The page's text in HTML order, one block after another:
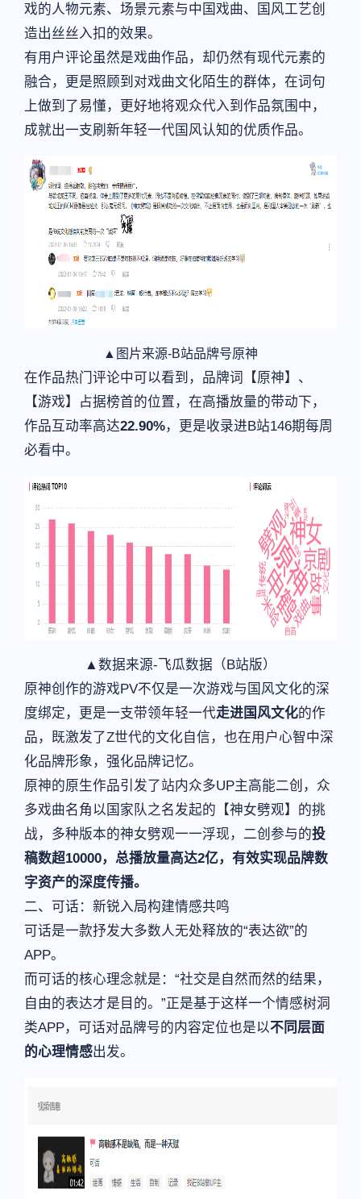
戏的人物元素、场景元素与中国戏曲、国风工艺创
造出丝丝入扣的效果。
有用户评论虽然是戏曲作品，却仍然有现代元素的
融合，更是照顾到对戏曲文化陌生的群体，在词句
上做到了易懂，更好地将观众代入到作品氛围中，
成就出一支刷新年轻一代国风认知的优质作品。
▲图片来源-B站品牌号原神
在作品热门评论中可以看到，品牌词【原神】、
【游戏】占据榜首的位置，在高播放量的带动下，
作品互动率高达22.90%，更是收录进B站146期每周
必看中。
▲数据来源-飞瓜数据（B站版）
原神创作的游戏PV不仅是一次游戏与国风文化的深
度绑定，更是一支带领年轻一代走进国风文化的作
品，既激发了Z世代的文化自信，也在用户心智中深
化品牌形象，强化品牌记忆。
原神的原生作品引发了站内众多UP主高能二创，众
多戏曲名角以国家队之名发起的【神女劈观】的挑
战，多种版本的神女劈观一一浮现，二创参与的投
稿数超10000，总播放量高达2亿，有效实现品牌数
字资产的深度传播。
二、可话：新锐入局构建情感共鸣
可话是一款抒发大多数人无处释放的“表达欲”的
APP。
而可话的核心理念就是：“社交是自然而然的结果，
自由的表达才是目的。”正是基于这样一个情感树洞
类APP，可话对品牌号的内容定位也是以不同层面
的心理情感出发。